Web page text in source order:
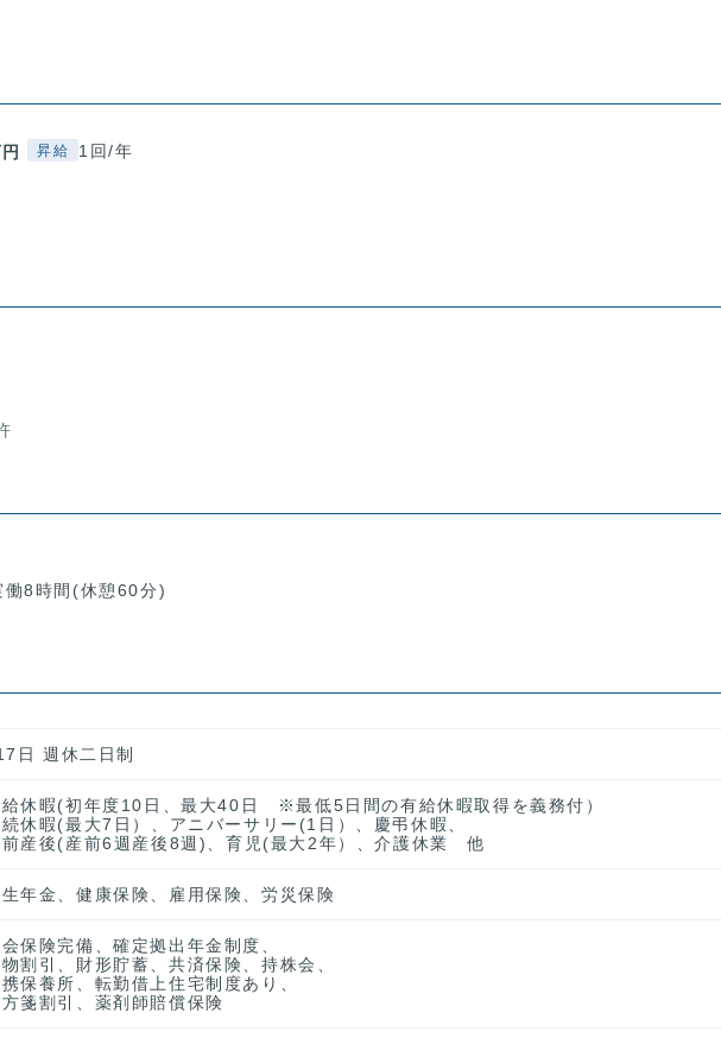
昇給 1回/年
働8時間(休憩60分)
日 週休二日制
休暇(初年度10日、最大40日 ※最低5日間の有給休暇取得を義務付）
休暇(最大7日）、アニバーサリー(1日）、慶弔休暇、
前産後(産前6週産後8週)、育児(最大2年）、介護休業 他
生年金、健康保険、雇用保険、労災保険
保険完備、確定拠出年金制度、
割引、財形貯蓄、共済保険、持株会、
保養所、転勤借上住宅制度あり、
箋割引、薬剤師賠償保険